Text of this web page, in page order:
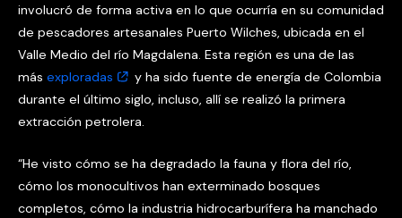
involucró de forma activa en lo que ocurría en su comunidad
de pescadores artesanales Puerto Wilches, ubicada en el
Valle Medio del río Magdalena. Esta región es una de las
más exploradas
y ha sido fuente de energía de Colombia
durante el último siglo, incluso, allí se realizó la primera
extracción petrolera.
“He visto cómo se ha degradado la fauna y flora del río,
cómo los monocultivos han exterminado bosques
completos, cómo la industria hidrocarburífera ha manchado